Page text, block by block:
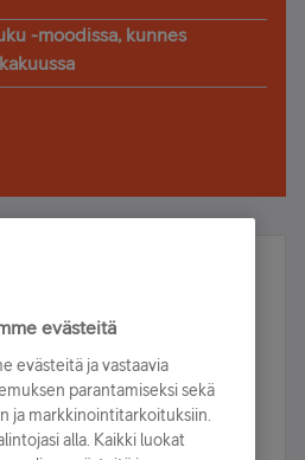
-moodissa, kunnes
ja voita!
olet mukana arvonnassa.
evästeitä
evästeitä ja vastaavia
parantamiseksi sekä
ja markkinointitarkoituksiin.
alla. Kaikki luokat